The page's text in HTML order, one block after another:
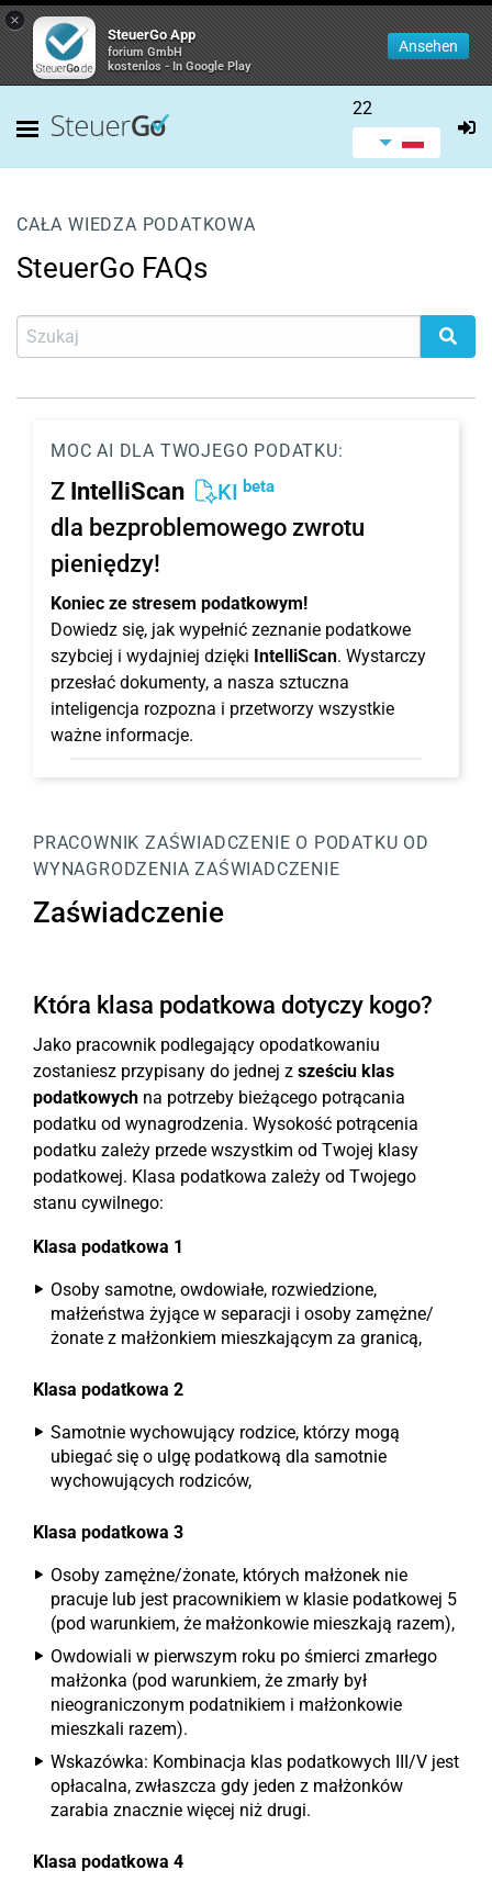
×
SteuerGo App
forium GmbH
kostenlos - In Google Play
Ansehen
22
CAŁA WIEDZA PODATKOWA
SteuerGo FAQs
MOC AI DLA TWOJEGO PODATKU:
Z IntelliScan KI beta
dla bezproblemowego zwrotu
pieniędzy!
Koniec ze stresem podatkowym!
Dowiedz się, jak wypełnić zeznanie podatkowe
szybciej i wydajniej dzięki IntelliScan. Wystarczy
przesłać dokumenty, a nasza sztuczna
inteligencja rozpozna i przetworzy wszystkie
ważne informacje.
PRACOWNIK ZAŚWIADCZENIE O PODATKU OD
WYNAGRODZENIA ZAŚWIADCZENIE
Zaświadczenie
Która klasa podatkowa dotyczy kogo?
Jako pracownik podlegający opodatkowaniu
zostaniesz przypisany do jednej z sześciu klas
podatkowych na potrzeby bieżącego potrącania
podatku od wynagrodzenia. Wysokość potrącenia
podatku zależy przede wszystkim od Twojej klasy
podatkowej. Klasa podatkowa zależy od Twojego
stanu cywilnego:
Klasa podatkowa 1
Osoby samotne, owdowiałe, rozwiedzione,
małżeństwa żyjące w separacji i osoby zamężne/
żonate z małżonkiem mieszkającym za granicą,
Klasa podatkowa 2
Samotnie wychowujący rodzice, którzy mogą
ubiegać się o ulgę podatkową dla samotnie
wychowujących rodziców,
Klasa podatkowa 3
Osoby zamężne/żonate, których małżonek nie
pracuje lub jest pracownikiem w klasie podatkowej 5
(pod warunkiem, że małżonkowie mieszkają razem),
Owdowiali w pierwszym roku po śmierci zmarłego
małżonka (pod warunkiem, że zmarły był
nieograniczonym podatnikiem i małżonkowie
mieszkali razem).
Wskazówka: Kombinacja klas podatkowych III/V jest
opłacalna, zwłaszcza gdy jeden z małżonków
zarabia znacznie więcej niż drugi.
Klasa podatkowa 4